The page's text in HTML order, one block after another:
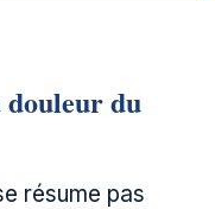
du
résume pas